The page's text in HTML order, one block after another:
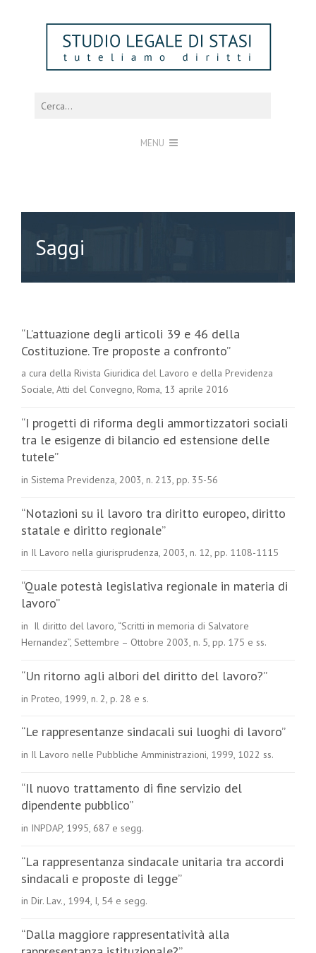
MENU
Saggi
“L’attuazione degli articoli 39 e 46 della
Costituzione. Tre proposte a confronto”
a cura della Rivista Giuridica del Lavoro e della Previdenza
Sociale, Atti del Convegno, Roma, 13 aprile 2016
“I progetti di riforma degli ammortizzatori sociali
tra le esigenze di bilancio ed estensione delle
tutele”
in Sistema Previdenza, 2003, n. 213, pp. 35-56
“Notazioni su il lavoro tra diritto europeo, diritto
statale e diritto regionale”
in Il Lavoro nella giurisprudenza, 2003, n. 12, pp. 1108-1115
“Quale potestà legislativa regionale in materia di
lavoro”
in Il diritto del lavoro, “Scritti in memoria di Salvatore
Hernandez”, Settembre – Ottobre 2003, n. 5, pp. 175 e ss.
“Un ritorno agli albori del diritto del lavoro?”
in Proteo, 1999, n. 2, p. 28 e s.
“Le rappresentanze sindacali sui luoghi di lavoro”
in Il Lavoro nelle Pubbliche Amministrazioni, 1999, 1022 ss.
“Il nuovo trattamento di fine servizio del
dipendente pubblico”
in INPDAP, 1995, 687 e segg.
“La rappresentanza sindacale unitaria tra accordi
sindacali e proposte di legge”
in Dir. Lav., 1994, I, 54 e segg.
“Dalla maggiore rappresentatività alla